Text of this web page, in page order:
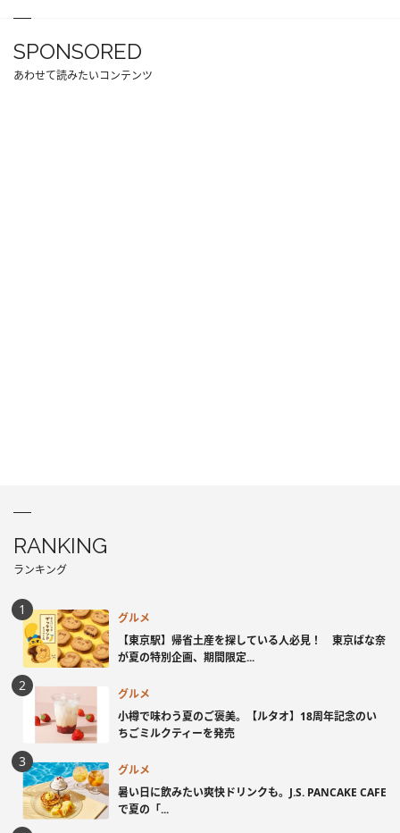
SPONSORED
あわせて読みたいコンテンツ
RANKING
ランキング
グルメ
【東京駅】帰省土産を探している人必見！ 東京ばな奈
が夏の特別企画、期間限定...
グルメ
小樽で味わう夏のご褒美。【ルタオ】18周年記念のい
ちごミルクティーを発売
グルメ
暑い日に飲みたい爽快ドリンクも。J.S. PANCAKE CAFE
で夏の「...